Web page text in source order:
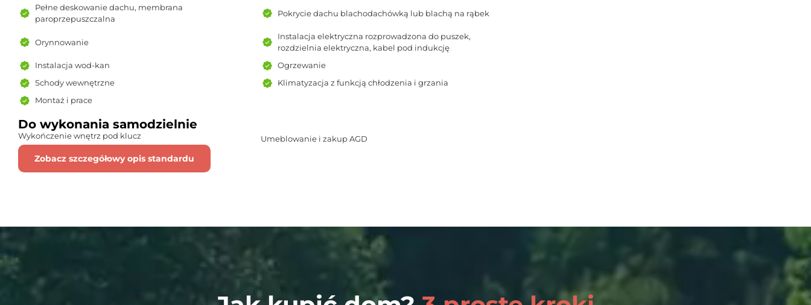
Pełne deskowanie dachu, membrana
paroprzepuszczalna
Pokrycie dachu blachodachówką lub blachą na rąbek
Orynnowanie
Instalacja elektryczna rozprowadzona do puszek,
rozdzielnia elektryczna, kabel pod indukcję
Instalacja wod-kan
Ogrzewanie
Schody wewnętrzne
Klimatyzacja z funkcją chłodzenia i grzania
Montaż i prace
Do wykonania samodzielnie
Wykończenie wnętrz pod klucz Umeblowanie i zakup AGD
Zobacz szczegółowy opis standardu